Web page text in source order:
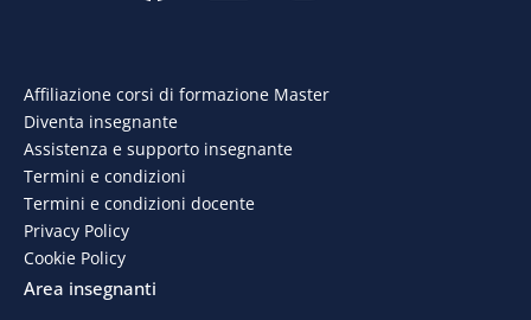
e
b
o
k
k
e
d
t
Affiliazione corsi di formazione Master
Diventa insegnante
Assistenza e supporto insegnante
Termini e condizioni
Termini e condizioni docente
Privacy Policy
Cookie Policy
Area insegnanti